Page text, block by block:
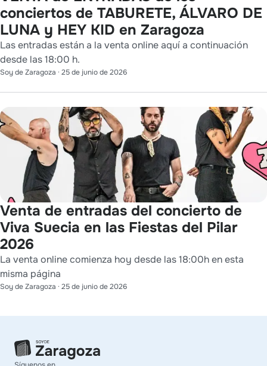
conciertos de TABURETE, ÁLVARO DE
LUNA y HEY KID en Zaragoza
Las entradas están a la venta online aquí a continuación
desde las 18:00 h.
Soy de Zaragoza · 25 de junio de 2026
Venta de entradas del concierto de
Viva Suecia en las Fiestas del Pilar
2026
La venta online comienza hoy desde las 18:00h en esta
misma página
Soy de Zaragoza · 25 de junio de 2026